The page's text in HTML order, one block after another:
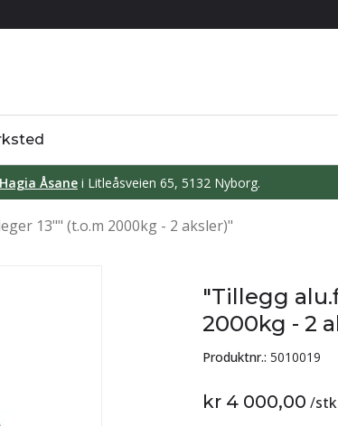
Åsane i Litleåsveien 65, 5132 Nyborg.
13"" (t.o.m 2000kg - 2 aksler)"
"Tillegg
2000kg - 2
Produktnr.: 5010019
kr 4 000,00 /stk